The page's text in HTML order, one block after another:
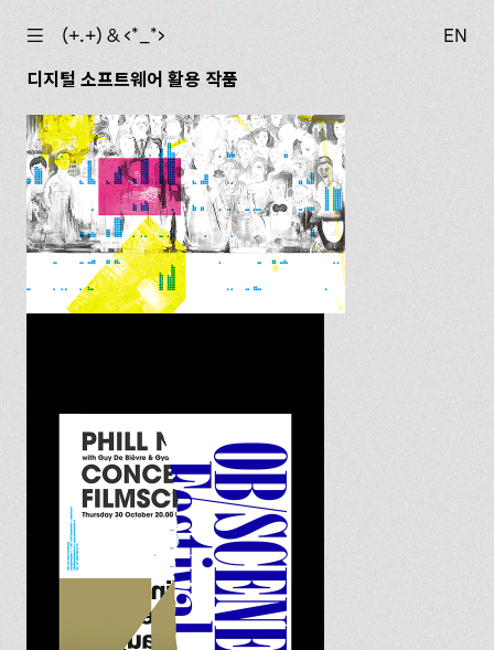
☰ (+.+) & ‹*_*›
EN
디지털 소프트웨어 활용 작품